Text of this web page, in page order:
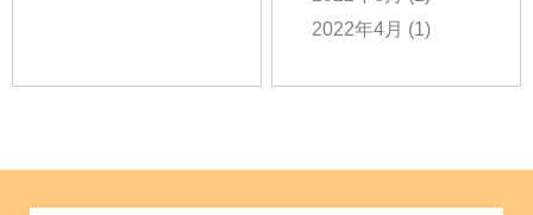
2022年4月 (1)